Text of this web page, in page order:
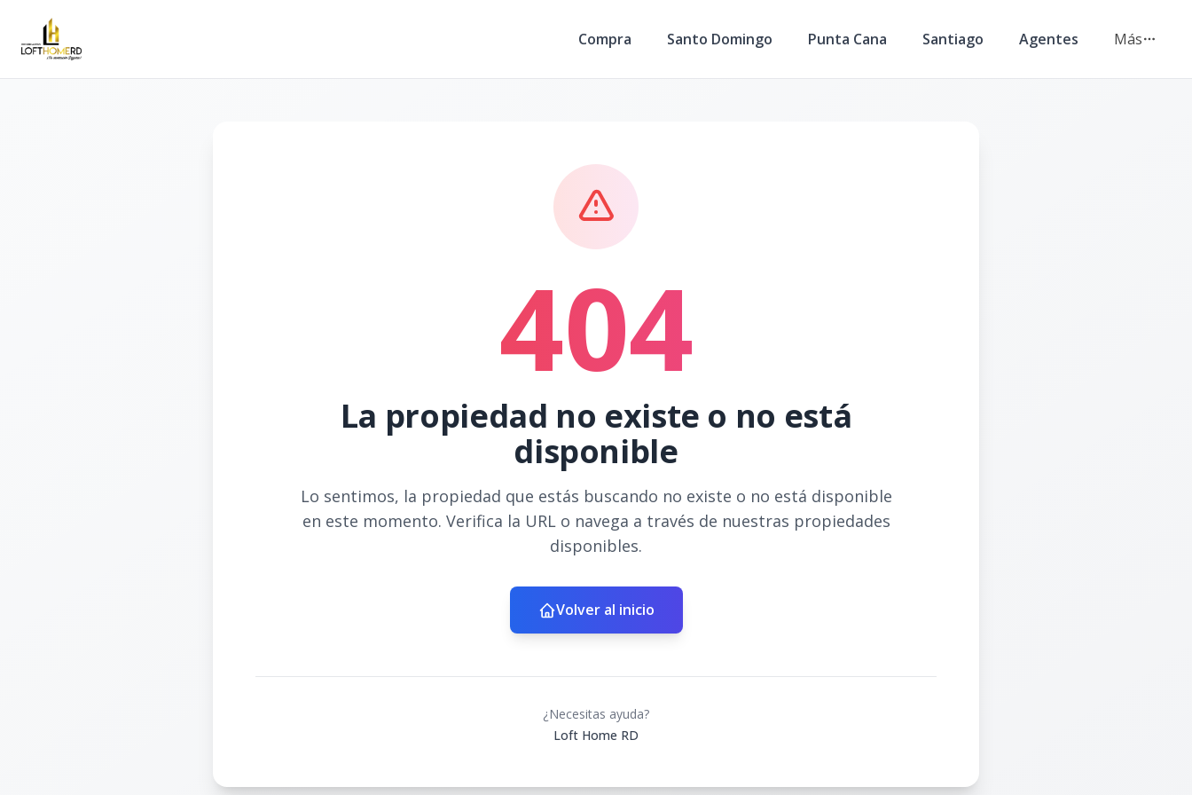
Compra Santo Domingo Punta Cana Santiago Agentes Más
404
La propiedad no existe o no está
disponible
Lo sentimos, la propiedad que estás buscando no existe o no está disponible
en este momento. Verifica la URL o navega a través de nuestras propiedades
disponibles.
Volver al inicio
¿Necesitas ayuda?
Loft Home RD